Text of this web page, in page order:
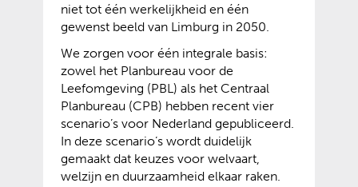
niet tot één werkelijkheid en één
gewenst beeld van Limburg in 2050.
We zorgen voor één integrale basis:
zowel het Planbureau voor de
Leefomgeving (PBL) als het Centraal
Planbureau (CPB) hebben recent vier
scenario’s voor Nederland gepubliceerd.
In deze scenario’s wordt duidelijk
gemaakt dat keuzes voor welvaart,
welzijn en duurzaamheid elkaar raken.